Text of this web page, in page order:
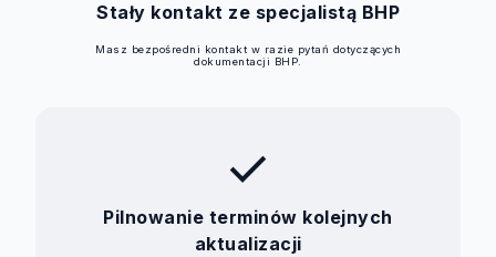
Stały kontakt ze specjalistą BHP
Masz bezpośredni kontakt w razie pytań dotyczących
dokumentacji BHP.
check
Pilnowanie terminów kolejnych
aktualizacji